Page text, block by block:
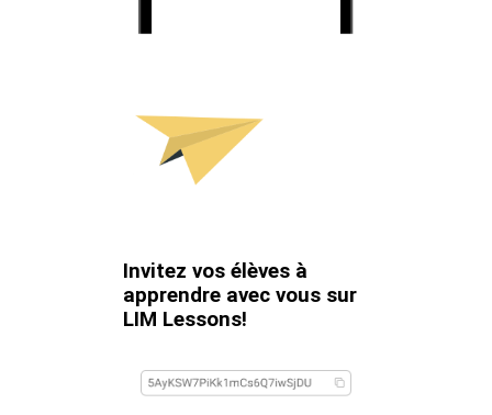
Invitez vos élèves à
apprendre avec vous sur
LIM Lessons!